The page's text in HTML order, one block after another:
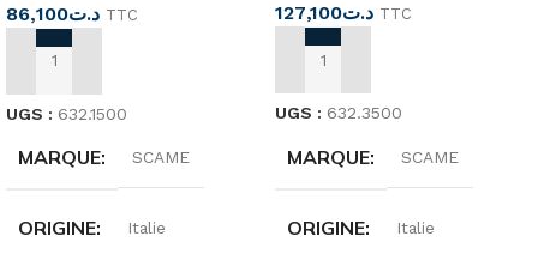
د.ت86,100 TTC
AJOUTER AU PANIER
UGS : 632.1500
MARQUE SCAME
ORIGINE Italie
د.ت127,100 TTC
AJOUTER AU PANIER
UGS : 632.3500
MARQUE SCAME
ORIGINE Italie